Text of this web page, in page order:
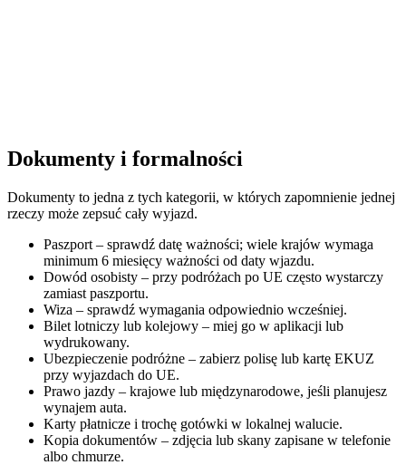
Dokumenty i formalności
Dokumenty to jedna z tych kategorii, w których zapomnienie jednej
rzeczy może zepsuć cały wyjazd.
Paszport – sprawdź datę ważności; wiele krajów wymaga
minimum 6 miesięcy ważności od daty wjazdu.
Dowód osobisty – przy podróżach po UE często wystarczy
zamiast paszportu.
Wiza – sprawdź wymagania odpowiednio wcześniej.
Bilet lotniczy lub kolejowy – miej go w aplikacji lub
wydrukowany.
Ubezpieczenie podróżne – zabierz polisę lub kartę EKUZ
przy wyjazdach do UE.
Prawo jazdy – krajowe lub międzynarodowe, jeśli planujesz
wynajem auta.
Karty płatnicze i trochę gotówki w lokalnej walucie.
Kopia dokumentów – zdjęcia lub skany zapisane w telefonie
albo chmurze.